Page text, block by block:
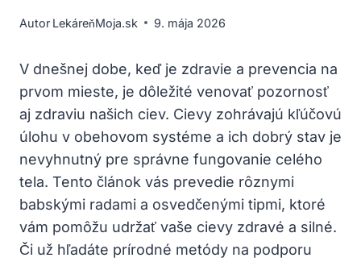
Autor LekáreňMoja.sk 9. mája 2026
V dnešnej dobe, keď je zdravie​ a prevencia na
prvom mieste, je dôležité venovať pozornosť
aj zdraviu našich ciev. Cievy zohrávajú⁤ kľúčovú
úlohu⁣ v obehovom systéme a ich dobrý stav je
nevyhnutný pre správne ​fungovanie celého
⁤tela. Tento článok vás prevedie rôznymi
babskými radami a osvedčenými tipmi, ⁤ktoré
vám pomôžu udržať⁤ vaše‍ cievy zdravé a silné.
Či už⁣ hľadáte⁤ prírodné metódy na podporu